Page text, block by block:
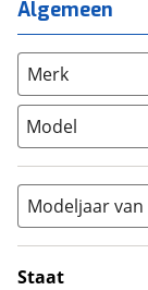
Overig (0)
Racefiets
Stadsfiets (2)
Tandem
Algemeen
Merk
Model
Modeljaar van
Staat